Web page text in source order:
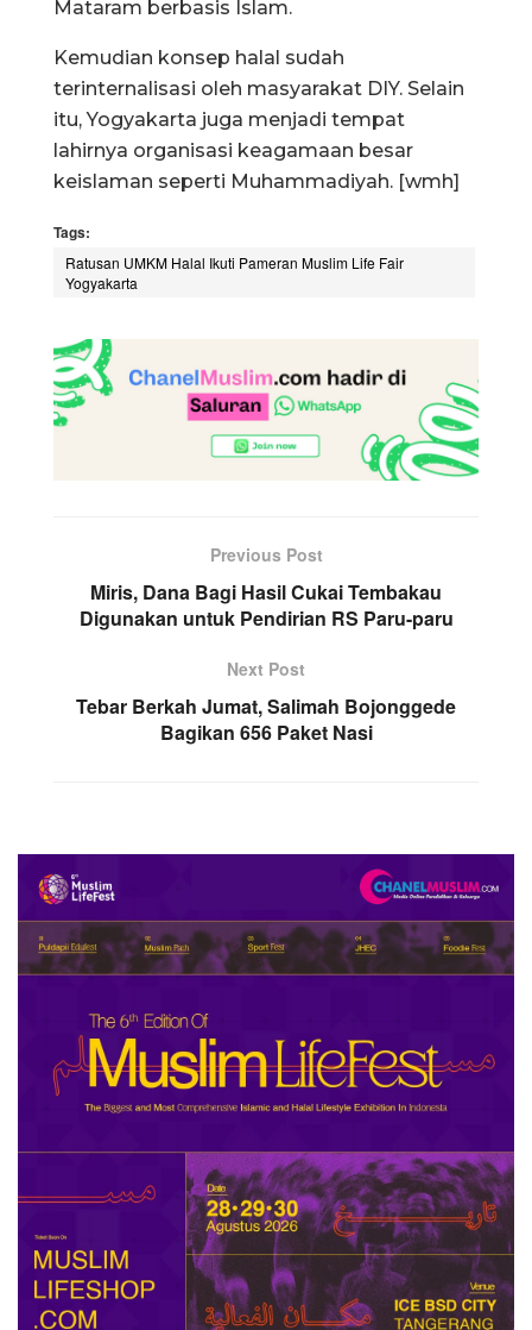
Mataram berbasis Islam.
Kemudian konsep halal sudah
terinternalisasi oleh masyarakat DIY. Selain
itu, Yogyakarta juga menjadi tempat
lahirnya organisasi keagamaan besar
keislaman seperti Muhammadiyah. [wmh]
Tags:
Ratusan UMKM Halal Ikuti Pameran Muslim Life Fair
Yogyakarta
Previous Post
Miris, Dana Bagi Hasil Cukai Tembakau
Digunakan untuk Pendirian RS Paru-paru
Next Post
Tebar Berkah Jumat, Salimah Bojonggede
Bagikan 656 Paket Nasi